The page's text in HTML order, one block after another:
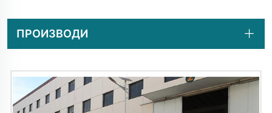
ПРОИЗВОДИ